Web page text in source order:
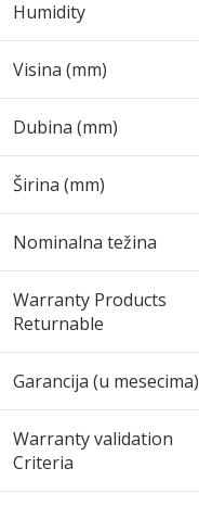
Humidity
Visina (mm)
Dubina (mm)
Širina (mm)
Nominalna težina
Warranty Products
Returnable
Garancija (u mesecima)
Warranty validation
Criteria